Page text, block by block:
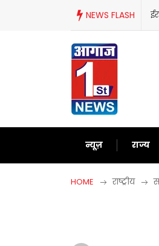
NEWS FLASH
दुनिया को समझाने में लगे ट्रंप
न्यूज़ राज्य
HOME राष्ट्रीय